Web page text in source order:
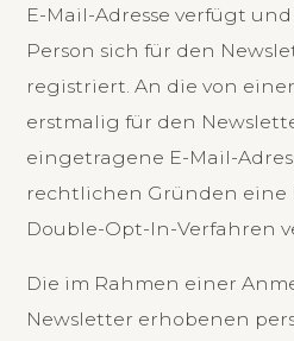
E-Mail-Adresse verfügt
Person sich für den
registriert. An die von
erstmalig für den
eingetragene E-Mail-
rechtlichen Gründen eine
Double-Opt-In-Verfahren
Die im Rahmen einer
Newsletter erhobenen